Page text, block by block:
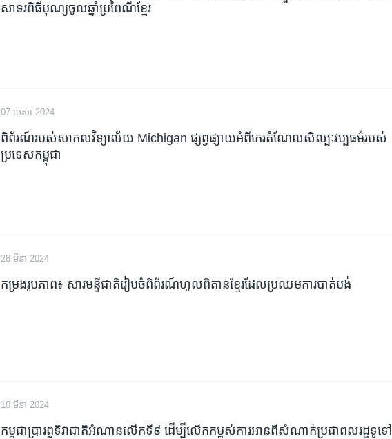
សាទរពិធី​បុណ្យ​ចូល​ឆ្នាំ​ប្រពៃណីខ្មែរ
07 មេសា 2024
ពិព័រណ៍របស់​សាកលវិទ្យាល័យ Michigan ផ្សព្វផ្សាយ​អំពី​កេរតំណែល​សិល្បៈ​វប្បធម៌របស់​
ប្រទេសកម្ពុជា​
28 មីនា 2024
កម្រងរូបភាព៖ សារមន្ទីជាតិរៀបចំពិព័រណ៍ហូលពិតានខ្មែរដែលប្រឈមការបាត់បង់
10 មីនា 2024
កម្ពុជា​ប្រារព្ធ​ទិវា​ជាតិ​អំណាន​លើក​ទី​៩ ដើម្បី​លើក​កម្ពស់​ការ​អាន​ពី​សំណាក់​ប្រជាពលរដ្ឋ​ទូទៅ